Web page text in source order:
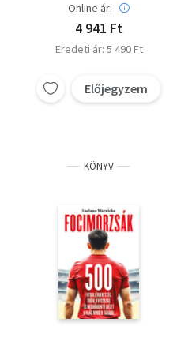
Online ár:
4 941 Ft
Eredeti ár: 5 490 Ft
Előjegyzem
KÖNYV